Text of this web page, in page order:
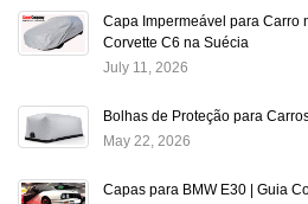
Capa Impermeável para Carro
Corvette C6 na Suécia
July 11, 2026
Bolhas de Proteção para
May 22, 2026
Capas para BMW E30 | Guia